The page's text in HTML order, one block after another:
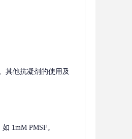
其他抗凝剂的使用及
1mM PMSF。